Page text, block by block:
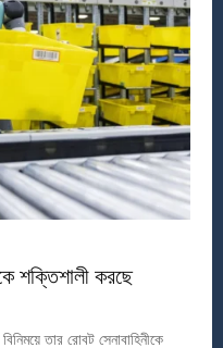
শক্তিশালী করছে
তার রোবট সেনাবাহিনীকে